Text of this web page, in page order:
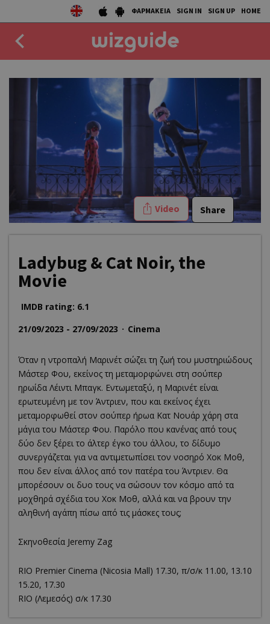
ΦΑΡΜΑΚΕΙΑ SIGN IN SIGN UP HOME
COLLECTIONS
STORIES
Video Share
Ladybug & Cat Noir, the
Movie
IMDB rating: 6.1
21/09/2023 - 27/09/2023
Cinema
Όταν η ντροπαλή Μαρινέτ σώζει τη ζωή του μυστηριώδους
Μάστερ Φου, εκείνος τη μεταμορφώνει στη σούπερ
ηρωίδα Λέιντι Μπαγκ. Εντωμεταξύ, η Μαρινέτ είναι
ερωτευμένη με τον Άντριεν, που και εκείνος έχει
μεταμορφωθεί στον σούπερ ήρωα Κατ Νουάρ χάρη στα
μάγια του Μάστερ Φου. Παρόλο που κανένας από τους
δύο δεν ξέρει το άλτερ έγκο του άλλου, το δίδυμο
συνεργάζεται για να αντιμετωπίσει τον νοσηρό Χοκ Μοθ,
που δεν είναι άλλος από τον πατέρα του Άντριεν. Θα
μπορέσουν οι δυο τους να σώσουν τον κόσμο από τα
μοχθηρά σχέδια του Χοκ Μοθ, αλλά και να βρουν την
αληθινή αγάπη πίσω από τις μάσκες τους;
Σκηνοθεσία Jeremy Zag
RΙΟ Premier Cinema (Νicosia Mall) 17.30, π/σ/κ 11.00, 13.10
15.20, 17.30
RIO (Λεμεσός) σ/κ 17.30